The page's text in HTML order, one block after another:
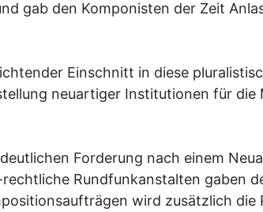
gab den Komponisten der Zeit
Einschnitt in diese
neuartiger Institutionen für die
Forderung nach einem
Rundfunkanstalten gaben
wird zusätzlich